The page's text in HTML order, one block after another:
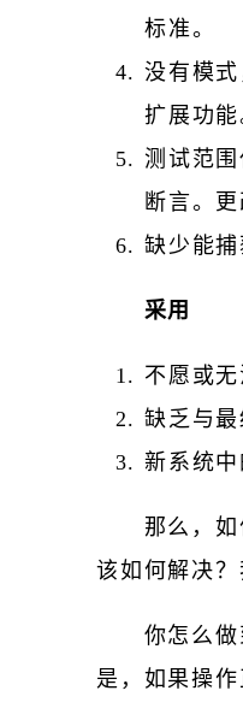
标准。
没有模
扩展功能
测试范
断言。
缺少能
采用
不愿或
缺乏与
新系统
那么，
该如何解决
你怎么
是，如果操